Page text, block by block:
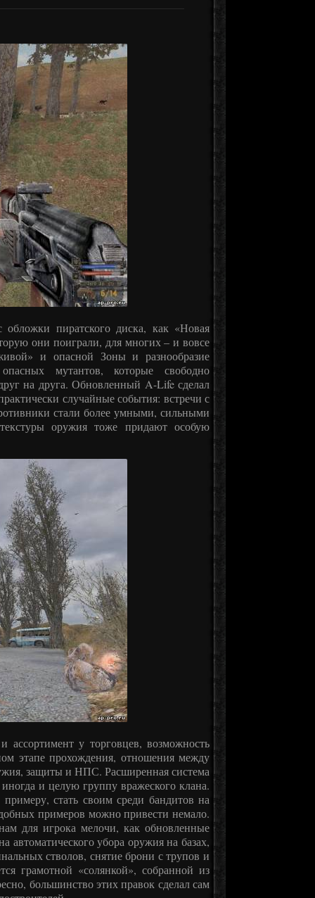
пиратского диска, как «Новая
они поиграли, для многих – и вовсе
и опасной Зоны и разнообразие
мутантов, которые свободно
на друга. Обновленный A-Life сделал
случайные события: встречи с
стали более умными, сильными
оружия тоже придают особую
у торговцев, возможность
этапе прохождения, отношения между
защиты и НПС. Расширенная система
и целую группу вражеского клана.
стать своим среди бандитов на
примеров можно привести немало.
для игрока мелочи, как обновленные
убора оружия на базах,
стволов, снятие брони с трупов и
грамотной «солянкой», собранной из
большинство этих правок сделал сам